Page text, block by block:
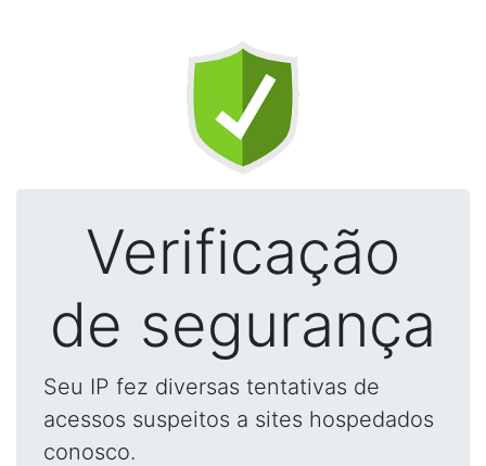
Verificação
de segurança
Seu IP fez diversas tentativas de
acessos suspeitos a sites hospedados
conosco.